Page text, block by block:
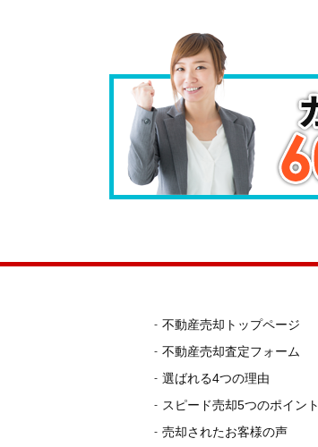
不動産売却トップページ
不動産売却査定フォーム
選ばれる4つの理由
スピード売却5つのポイント
売却されたお客様の声